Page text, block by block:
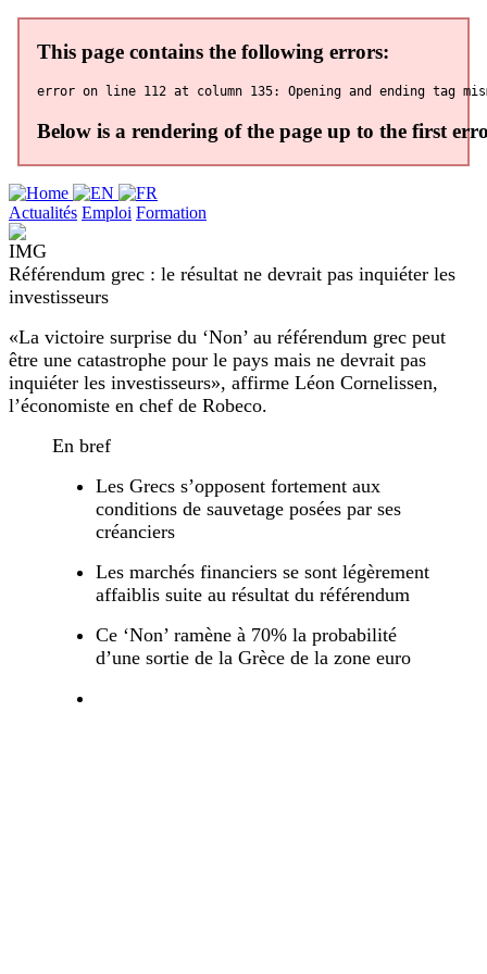
Actualités Emploi Formation
Référendum grec : le résultat ne devrait pas inquiéter les
investisseurs
«La victoire surprise du ‘Non’ au référendum grec peut
être une catastrophe pour le pays mais ne devrait pas
inquiéter les investisseurs», affirme Léon Cornelissen,
l’économiste en chef de Robeco.
En bref
Les Grecs s’opposent fortement aux
conditions de sauvetage posées par ses
créanciers
Les marchés financiers se sont légèrement
affaiblis suite au résultat du référendum
Ce ‘Non’ ramène à 70% la probabilité
d’une sortie de la Grèce de la zone euro